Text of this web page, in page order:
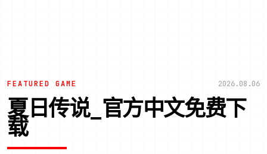
FEATURED GAME 2026.08.06
夏日传说_官方中文免费下
载